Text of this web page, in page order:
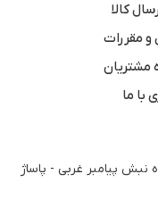
کالا
و مقررات
مشتریان
با ما
نبش پیامبر غربی - پاساژ